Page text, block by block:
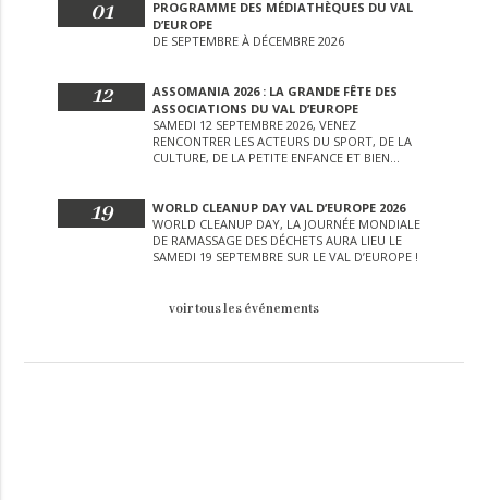
01
PROGRAMME DES MÉDIATHÈQUES DU VAL
D’EUROPE
DE SEPTEMBRE À DÉCEMBRE 2026
12
ASSOMANIA 2026 : LA GRANDE FÊTE DES
ASSOCIATIONS DU VAL D’EUROPE
SAMEDI 12 SEPTEMBRE 2026, VENEZ
RENCONTRER LES ACTEURS DU SPORT, DE LA
CULTURE, DE LA PETITE ENFANCE ET BIEN
19
WORLD CLEANUP DAY VAL D’EUROPE 2026
WORLD CLEANUP DAY, LA JOURNÉE MONDIALE
DE RAMASSAGE DES DÉCHETS AURA LIEU LE
SAMEDI 19 SEPTEMBRE SUR LE VAL D’EUROPE !
voir tous les événements